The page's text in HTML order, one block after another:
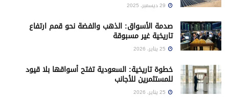
صدمة الأسواق: الذهب والفضة نحو قمم ارتفاع
تاريخية غير مسبوقة
خطوة تاريخية: السعودية تفتح أسواقها بلا قيود
للمستثمرين للأجانب